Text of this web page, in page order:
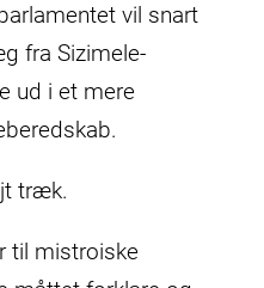
vil snart
fra Sizimele-
ud i et mere
træk.
til mistroiske